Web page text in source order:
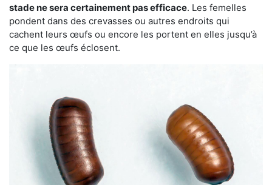
stade ne sera certainement pas efficace. Les femelles
pondent dans des crevasses ou autres endroits qui
cachent leurs œufs ou encore les portent en elles jusqu’à
ce que les œufs éclosent.